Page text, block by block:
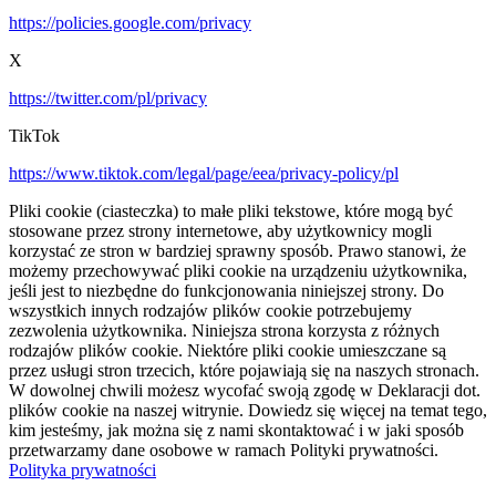
https://policies.google.com/privacy
X
https://twitter.com/pl/privacy
TikTok
https://www.tiktok.com/legal/page/eea/privacy-policy/pl
Pliki cookie (ciasteczka) to małe pliki tekstowe, które mogą być
stosowane przez strony internetowe, aby użytkownicy mogli
korzystać ze stron w bardziej sprawny sposób. Prawo stanowi, że
możemy przechowywać pliki cookie na urządzeniu użytkownika,
jeśli jest to niezbędne do funkcjonowania niniejszej strony. Do
wszystkich innych rodzajów plików cookie potrzebujemy
zezwolenia użytkownika. Niniejsza strona korzysta z różnych
rodzajów plików cookie. Niektóre pliki cookie umieszczane są
przez usługi stron trzecich, które pojawiają się na naszych stronach.
W dowolnej chwili możesz wycofać swoją zgodę w Deklaracji dot.
plików cookie na naszej witrynie. Dowiedz się więcej na temat tego,
kim jesteśmy, jak można się z nami skontaktować i w jaki sposób
przetwarzamy dane osobowe w ramach Polityki prywatności.
Polityka prywatności